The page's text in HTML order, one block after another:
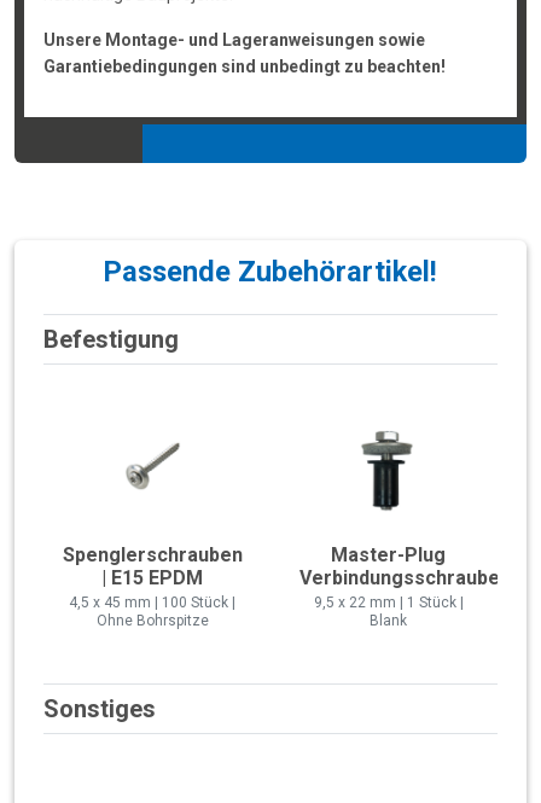
Unsere Montage- und Lageranweisungen sowie
Garantiebedingungen sind unbedingt zu beachten!
Passende Zubehörartikel!
Befestigung
Spenglerschrauben
| E15 EPDM
4,5 x 45 mm | 100 Stück |
Ohne Bohrspitze
Master-Plug
Verbindungsschraube
9,5 x 22 mm | 1 Stück |
Blank
Sonstiges